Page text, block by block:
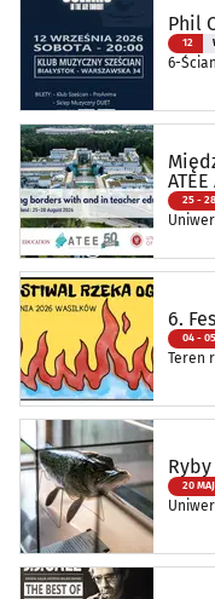
Phil
12
6-
25 -
6.
04 -
Teren
20 MAJ